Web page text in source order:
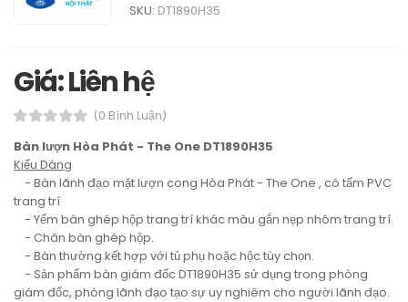
SKU: DT1890H35
Giá: Liên hệ
(0 Bình Luận)
Bàn lượn Hòa Phát - The One DT1890H35
Kiểu Dáng
- Bàn lãnh đạo mặt lượn cong Hòa Phát - The One , có tấm PVC
trang trí
- Yếm bàn ghép hộp trang trí khác màu gắn nẹp nhôm trang trí.
- Chân bàn ghép hộp.
- Bàn thường kết hợp với tủ phụ hoặc hộc tùy chọn.
- Sản phẩm bàn giám đốc DT1890H35 sử dụng trong phòng
giám đốc, phòng lãnh đạo tạo sự uy nghiêm cho người lãnh đạo.